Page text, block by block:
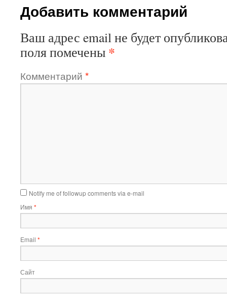
Добавить комментарий
Ваш адрес email не будет
поля помечены *
Комментарий *
Notify me of followup comments via e-mail
Имя *
Email *
Сайт